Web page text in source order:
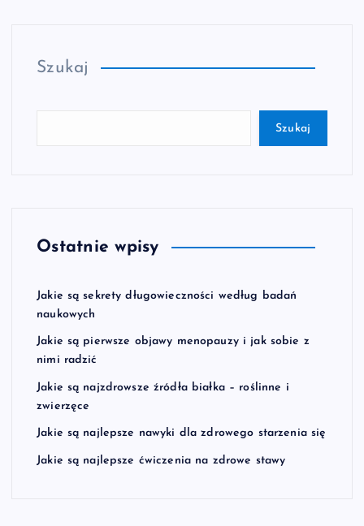
Szukaj
Szukaj
Ostatnie wpisy
Jakie są sekrety długowieczności według badań
naukowych
Jakie są pierwsze objawy menopauzy i jak sobie z
nimi radzić
Jakie są najzdrowsze źródła białka – roślinne i
zwierzęce
Jakie są najlepsze nawyki dla zdrowego starzenia się
Jakie są najlepsze ćwiczenia na zdrowe stawy